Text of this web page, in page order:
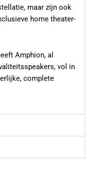
maar zijn ook
home theater-
Amphion, al
vol in
complete